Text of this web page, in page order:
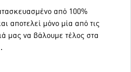
από 100%
αποτελεί μόνο μία από τις
μας να βάλουμε τέλος στα